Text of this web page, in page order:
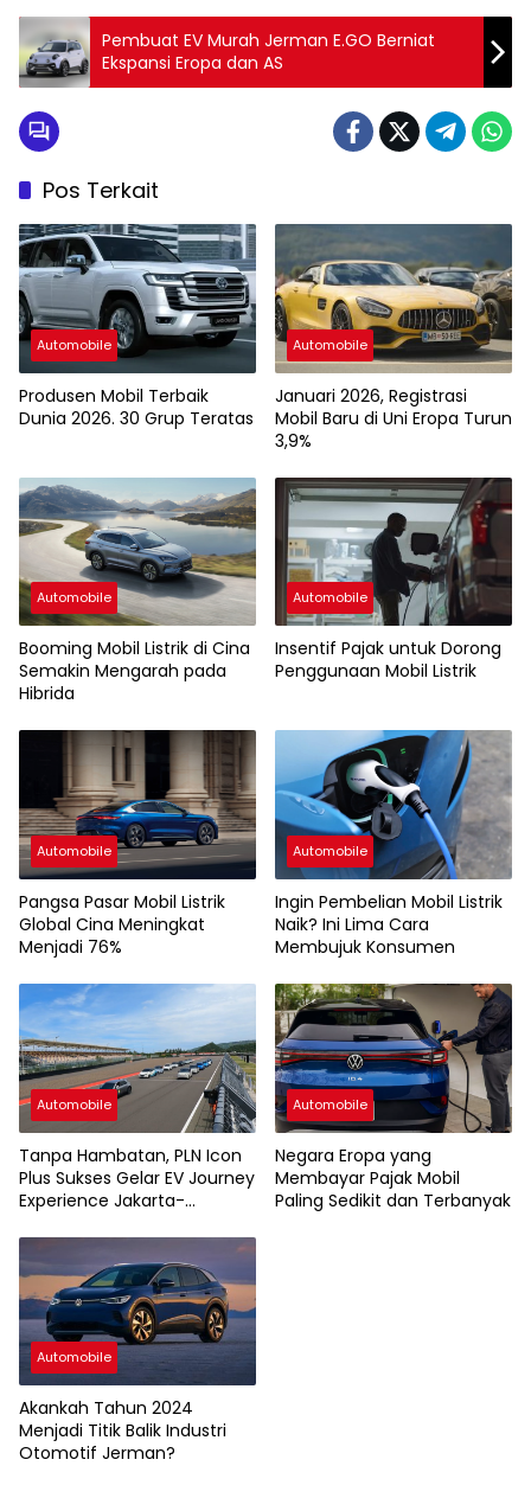
Pembuat EV Murah Jerman E.GO Berniat
Ekspansi Eropa dan AS
Pos Terkait
Automobile
Produsen Mobil Terbaik
Dunia 2026. 30 Grup Teratas
Automobile
Januari 2026, Registrasi
Mobil Baru di Uni Eropa Turun
3,9%
Automobile
Booming Mobil Listrik di Cina
Semakin Mengarah pada
Hibrida
Automobile
Insentif Pajak untuk Dorong
Penggunaan Mobil Listrik
Automobile
Pangsa Pasar Mobil Listrik
Global Cina Meningkat
Menjadi 76%
Automobile
Ingin Pembelian Mobil Listrik
Naik? Ini Lima Cara
Membujuk Konsumen
Automobile
Tanpa Hambatan, PLN Icon
Plus Sukses Gelar EV Journey
Experience Jakarta-
Automobile
Negara Eropa yang
Membayar Pajak Mobil
Paling Sedikit dan Terbanyak
Automobile
Akankah Tahun 2024
Menjadi Titik Balik Industri
Otomotif Jerman?